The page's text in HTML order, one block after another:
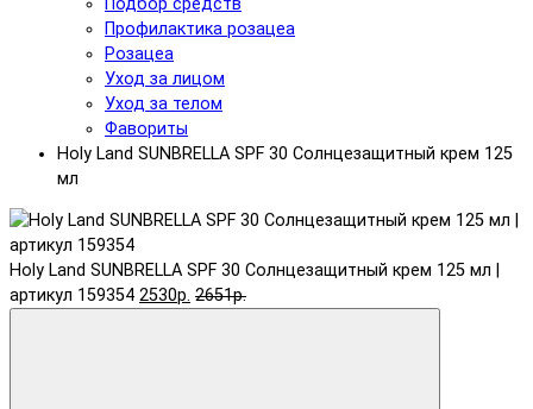
Подбор средств
Профилактика розацеа
Розацеа
Уход за лицом
Уход за телом
Фавориты
Holy Land SUNBRELLA SPF 30 Солнцезащитный крем 125
мл
Holy Land SUNBRELLA SPF 30 Солнцезащитный крем 125 мл |
артикул 159354 2530р. 2651р.